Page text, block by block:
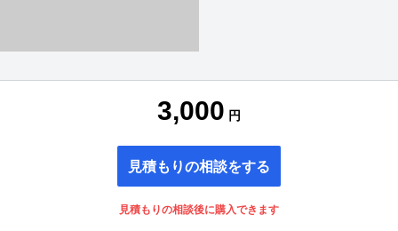
3,000 円
見積もりの相談をする
見積もりの相談後に購入できます